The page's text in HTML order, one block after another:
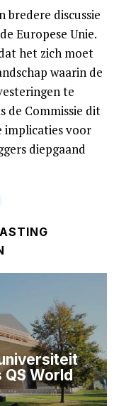
bredere discussie
Europese Unie.
het zich moet
waarin de
te
de Commissie dit
voor
diepgaand
World